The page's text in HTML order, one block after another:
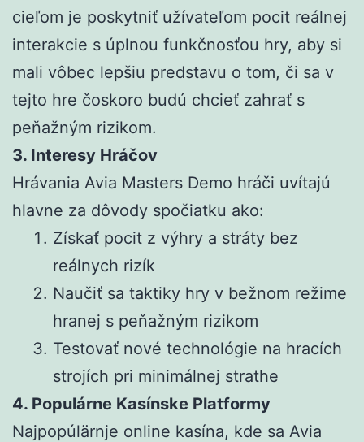
cieľom je poskytniť užívateľom pocit reálnej
interakcie s úplnou funkčnosťou hry, aby si
mali vôbec lepšiu predstavu o tom, či sa v
tejto hre čoskoro budú chcieť zahrať s
peňažným rizikom.
3. Interesy Hráčov
Hrávania Avia Masters Demo hráči uvítajú
hlavne za dôvody spočiatku ako:
Získať pocit z výhry a stráty bez
reálnych rizík
Naučiť sa taktiky hry v bežnom režime
hranej s peňažným rizikom
Testovať nové technológie na hracích
strojích pri minimálnej strathe
4. Populárne Kasínske Platformy
Najpopúlärnje online kasína, kde sa Avia